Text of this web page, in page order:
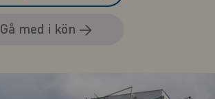
Gå med i kön →